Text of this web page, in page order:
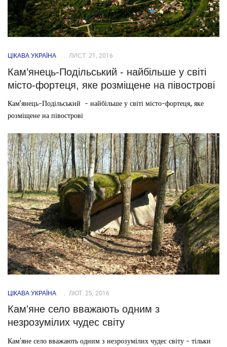
ЦІКАВА УКРАЇНА ЛИСТ. 21, 2016
Кам’янець-Подільський - найбільше у світі
місто-фортеця, яке розміщене на півострові
Кам’янець-Подільський - найбільше у світі місто-фортеця, яке
розміщене на півострові
ЦІКАВА УКРАЇНА ЛЮТ. 25, 2016
Кам'яне село вважають одним з
незрозумілих чудес світу
Кам'яне село вважають одним з незрозумілих чудес світу - тільки